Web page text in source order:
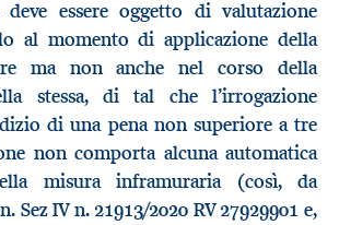
deve essere oggetto di valutazione
al momento di applicazione della
ma non anche nel corso della
stessa, di tal che l’irrogazione
di una pena non superiore a tre
non comporta alcuna automatica
misura inframuraria (così, da
Sez IV n. 21913/2020 RV 27929901 e,